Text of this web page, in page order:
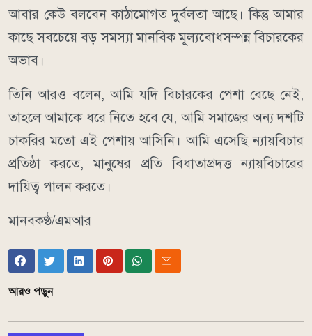
আবার কেউ বলবেন কাঠামোগত দুর্বলতা আছে। কিন্তু আমার
কাছে সবচেয়ে বড় সমস্যা মানবিক মূল্যবোধসম্পন্ন বিচারকের
অভাব।
তিনি আরও বলেন, আমি যদি বিচারকের পেশা বেছে নেই,
তাহলে আমাকে ধরে নিতে হবে যে, আমি সমাজের অন্য দশটি
চাকরির মতো এই পেশায় আসিনি। আমি এসেছি ন্যায়বিচার
প্রতিষ্ঠা করতে, মানুষের প্রতি বিধাতাপ্রদত্ত ন্যায়বিচারের
দায়িত্ব পালন করতে।
মানবকণ্ঠ/এমআর
আরও পড়ুন